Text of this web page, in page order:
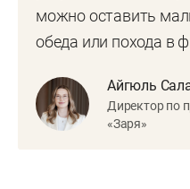
можно оставить
обеда или похода в
Айгюль
Директор по
«Заря»